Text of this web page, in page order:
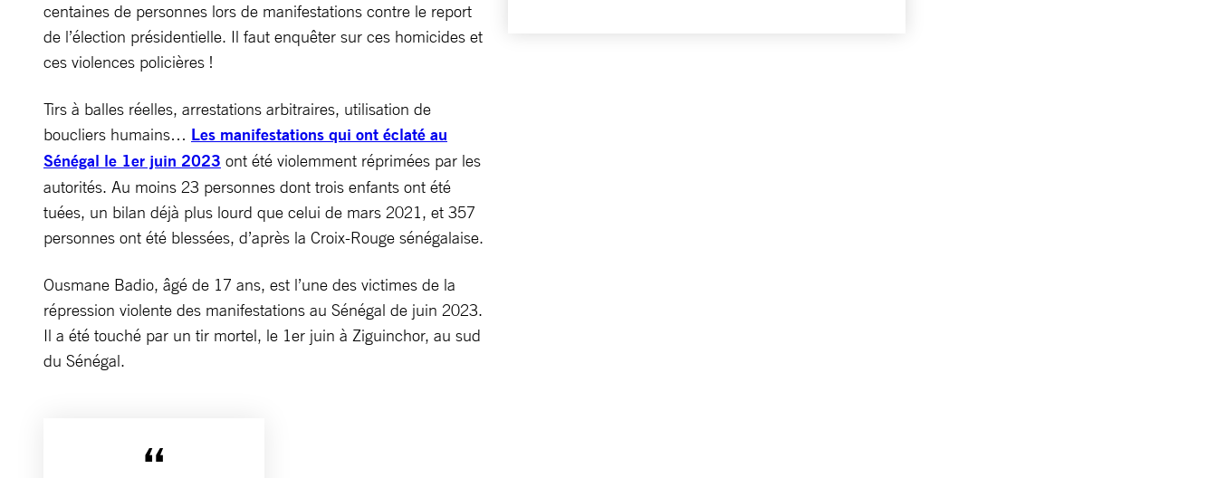
centaines de personnes lors de manifestations contre le report
de l’élection présidentielle. Il faut enquêter sur ces homicides et
ces violences policières !
Tirs à balles réelles, arrestations arbitraires, utilisation de
boucliers humains… Les manifestations qui ont éclaté au
Sénégal le 1er juin 2023 ont été violemment réprimées par les
autorités. Au moins 23 personnes dont trois enfants ont été
tuées, un bilan déjà plus lourd que celui de mars 2021, et 357
personnes ont été blessées, d’après la Croix-Rouge sénégalaise.
Ousmane Badio, âgé de 17 ans, est l’une des victimes de la
répression violente des manifestations au Sénégal de juin 2023.
Il a été touché par un tir mortel, le 1er juin à Ziguinchor, au sud
du Sénégal.